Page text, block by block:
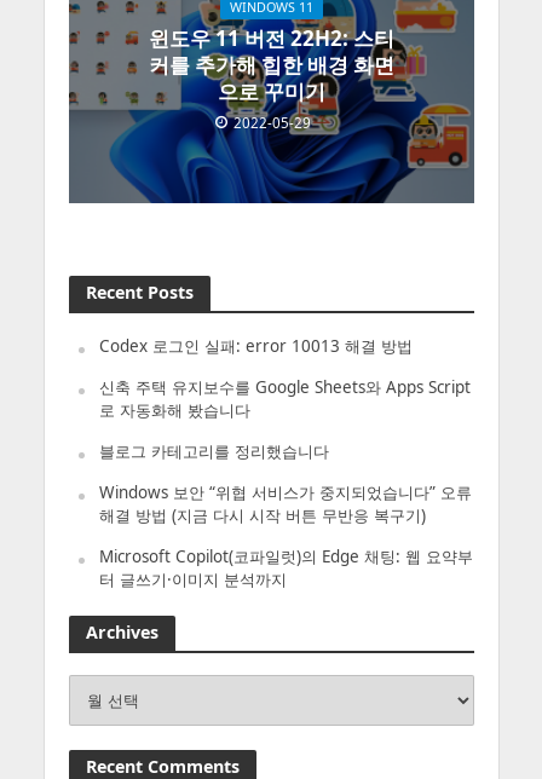
WINDOWS 11
윈도우 11 버전 22H2: 스티
커를 추가해 힙한 배경 화면
으로 꾸미기
2022-05-29
Recent Posts
Codex 로그인 실패: error 10013 해결 방법
신축 주택 유지보수를 Google Sheets와 Apps Script
로 자동화해 봤습니다
블로그 카테고리를 정리했습니다
Windows 보안 “위협 서비스가 중지되었습니다” 오류
해결 방법 (지금 다시 시작 버튼 무반응 복구기)
Microsoft Copilot(코파일럿)의 Edge 채팅: 웹 요약부
터 글쓰기·이미지 분석까지
Archives
Recent Comments